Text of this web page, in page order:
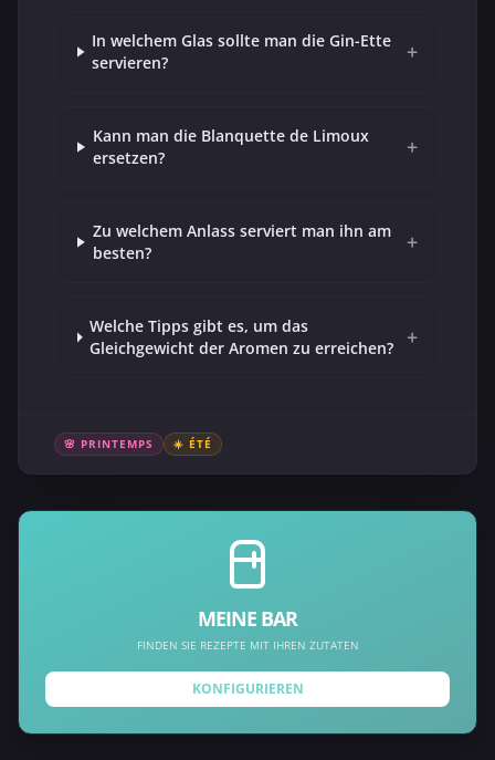
In welchem Glas sollte man die Gin-Ette
servieren?
+
Kann man die Blanquette de Limoux
ersetzen?
+
Zu welchem Anlass serviert man ihn am
besten?
+
Welche Tipps gibt es, um das
Gleichgewicht der Aromen zu erreichen?
+
🌸 PRINTEMPS ☀️ ÉTÉ
MEINE BAR
FINDEN SIE REZEPTE MIT IHREN ZUTATEN
KONFIGURIEREN